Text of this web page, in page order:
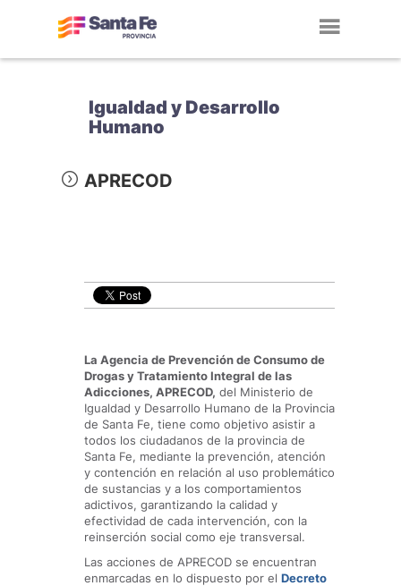
Igualdad y Desarrollo
Humano
APRECOD
La Agencia de Prevención de Consumo de
Drogas y Tratamiento Integral de las
Adicciones, APRECOD, del Ministerio de
Igualdad y Desarrollo Humano de la Provincia
de Santa Fe, tiene como objetivo asistir a
todos los ciudadanos de la provincia de
Santa Fe, mediante la prevención, atención
y contención en relación al uso problemático
de sustancias y a los comportamientos
adictivos, garantizando la calidad y
efectividad de cada intervención, con la
reinserción social como eje transversal.
Las acciones de APRECOD se encuentran
enmarcadas en lo dispuesto por el Decreto